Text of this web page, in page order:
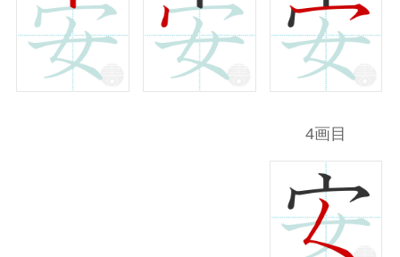
4画目